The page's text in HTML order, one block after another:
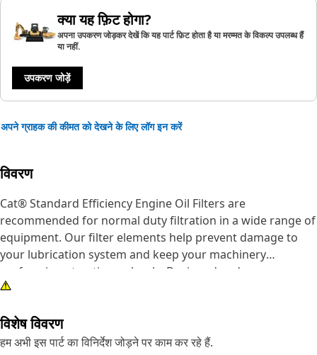
क्या यह फ़िट होगा?
अपना उपकरण जोड़कर देखें कि यह पार्ट फ़िट होता है या मरम्मत के विकल्प उपलब्ध हैं
या नहीं.
उपकरण जोड़ें
अपने ग्राहक की कीमत को देखने के लिए लॉग इन करें
विवरण
Cat® Standard Efficiency Engine Oil Filters are
recommended for normal duty filtration in a wide range of
equipment. Our filter elements help prevent damage to
your lubrication system and keep your machinery
performing at optimum levels. Designed and
manufactured by the same company that makes your Cat
equipment. Our highly differentiated lube filters use
fiberglass spiral roving and acrylic beads to keep filter
विशेष विवरण
हम अभी इस पार्ट का विनिर्देश जोड़ने पर काम कर रहे हैं.